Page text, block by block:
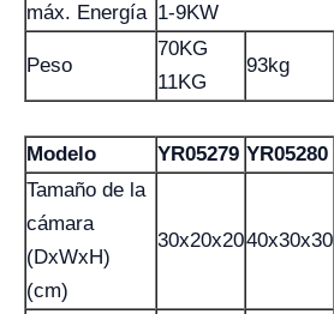
máx. Energía 1-9KW
Peso
70KG
11KG
93kg
Modelo YR05279 YR05280
Tamaño de la
cámara
(DxWxH)
(cm)
30x20x2040x30x30